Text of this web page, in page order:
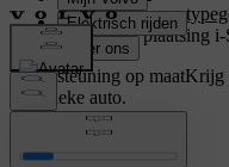
Certificaten en
Tabel voor plaatsing
Ondersteuning op maatKrijg
specifieke auto.